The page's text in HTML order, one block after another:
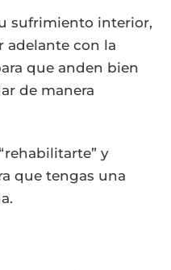
sufrimiento interior,
adelante con la
que anden bien
de manera
y
que tengas una